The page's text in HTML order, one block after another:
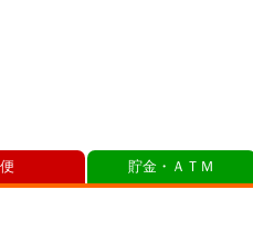
貯金・ＡＴＭ